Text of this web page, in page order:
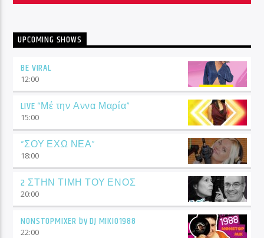
UPCOMING SHOWS
BE VIRAL
12:00
LIVE “Μέ την Αννα Μαρία”
15:00
“ΣΟΥ ΕΧΩ ΝΕΑ”
18:00
2 ΣΤΗΝ ΤΙΜΗ ΤΟΥ ΕΝΟΣ
20:00
NONSTOPMIXER by DJ MIKIO1988
22:00